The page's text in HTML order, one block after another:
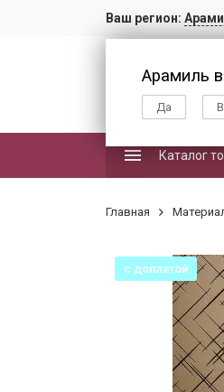
Ваш регион:
Арамиль
Да
Каталог
Главная
с доплатой